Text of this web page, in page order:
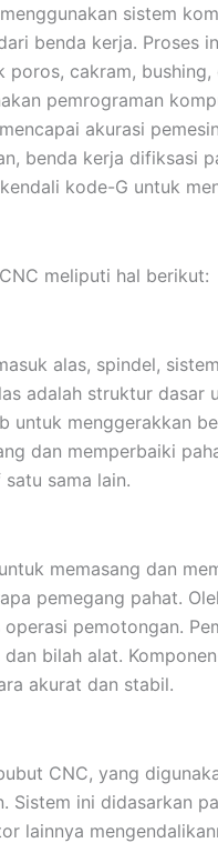
sistem
benda kerja. Proses
cakram,
pemrograman
akurasi
benda kerja difiksasi
kode-G untuk
meliputi hal berikut:
alas, spindel,
adalah struktur dasar
untuk menggerakkan
dan memperbaiki
sama lain.
memasang dan
pemegang pahat.
pemotongan.
bilah alat.
akurat dan stabil.
CNC, yang
Sistem ini didasarkan
lainnya